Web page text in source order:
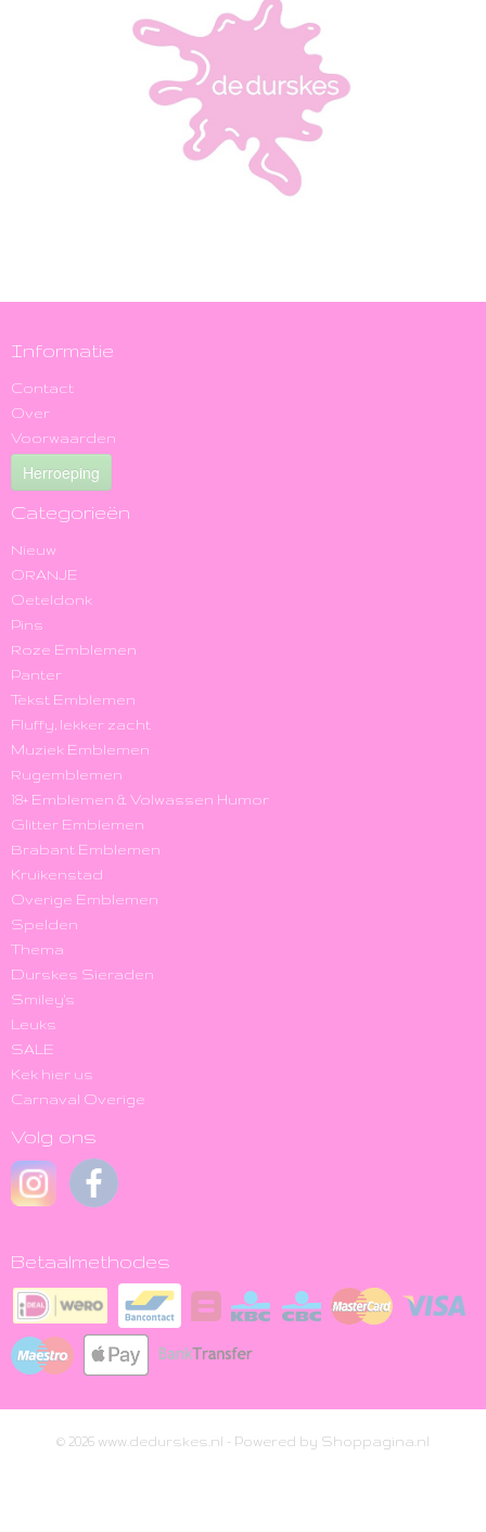
Informatie
Contact
Over
Voorwaarden
Herroeping
Categorieën
Nieuw
ORANJE
Oeteldonk
Pins
Roze Emblemen
Panter
Tekst Emblemen
Fluffy, lekker zacht
Muziek Emblemen
Rugemblemen
18+ Emblemen & Volwassen Humor
Glitter Emblemen
Brabant Emblemen
Kruikenstad
Overige Emblemen
Spelden
Thema
Durskes Sieraden
Smiley's
Leuks
SALE
Kek hier us
Carnaval Overige
Volg ons
Betaalmethodes
© 2026 www.dedurskes.nl - Powered by Shoppagina.nl